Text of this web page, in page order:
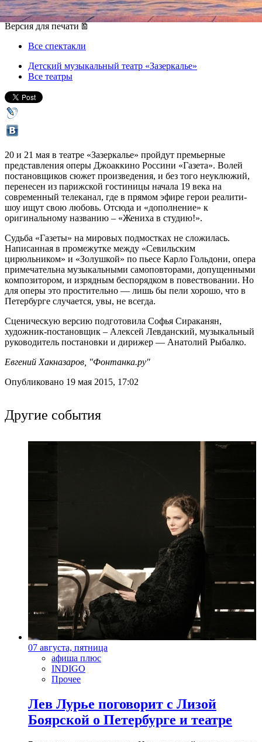
20 мая 2015, среда,19.00-21 мая 2015, четверг
Версия для печати
Все спектакли
Детский музыкальный театр «Зазеркалье»
Все театры
20 и 21 мая в театре «Зазеркалье» пройдут премьерные
представления оперы Джоаккино Россини «Газета». Волей
постановщиков сюжет произведения, и без того неуклюжий,
перенесен из парижской гостиницы начала 19 века на
современный телеканал, где в прямом эфире герои реалити-
шоу ищут свою любовь. Отсюда и «дополнение» к
оригинальному названию – «Жениха в студию!».
Судьба «Газеты» на мировых подмостках не сложилась.
Написанная в промежутке между «Севильским
цирюльником» и «Золушкой» по пьесе Карло Гольдони, опера
примечательна музыкальными самоповторами, допущенными
композитором, и изрядным беспорядком в повествовании. Но
для оперы это простительно — лишь бы пели хорошо, что в
Петербурге случается, увы, не всегда.
Сценическую версию подготовила Софья Сираканян,
художник-постановщик – Алексей Левданский, музыкальный
руководитель постановки и дирижер — Анатолий Рыбалко.
Евгений Хакназаров, "Фонтанка.ру"
Опубликовано 19 мая 2015, 17:02
Другие события
07 августа, пятница
афиша плюс
INDIGO
Прочее
Лев Лурье поговорит с Лизой
Боярской о Петербурге и театре